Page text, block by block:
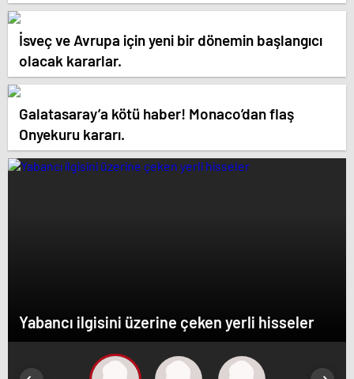
İsveç ve Avrupa için yeni bir dönemin başlangıcı
olacak kararlar.
Galatasaray’a kötü haber! Monaco’dan flaş
Onyekuru kararı.
Yabancı ilgisini üzerine çeken yerli hisseler